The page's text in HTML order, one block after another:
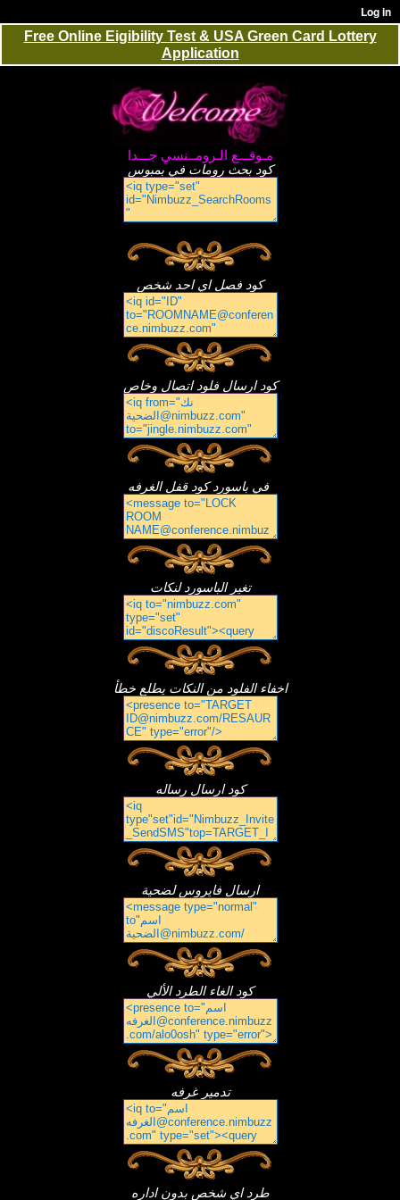
Free Online Eigibility Test & USA Green Card Lottery
Application
مـوقـــع الـرومــنسي جـــدا
كود بحث رومات في بمبوس
كود فصل اي احد شخص
كود ارسال فلود اتصال وخاص
كود قفل الغرفه‎ ‎‏ في باسورد
تغير الباسورد لنكات
اخفاء الفلود من النكات يطلع خطأ
كود ارسال رساله
ارسال فايروس لضحية
كود الغاء الطرد الألي
تدمير غرفه
طرد اي شخص بدون اداره